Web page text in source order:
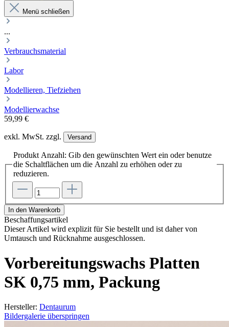
Menü schließen
...
Verbrauchsmaterial
Labor
Modellieren, Tiefziehen
Modellierwachse
59,99 €
exkl. MwSt. zzgl. Versand
Produkt Anzahl: Gib den gewünschten Wert ein oder benutze
die Schaltflächen um die Anzahl zu erhöhen oder zu
reduzieren.
In den Warenkorb
Beschaffungsartikel
Dieser Artikel wird explizit für Sie bestellt und ist daher von
Umtausch und Rücknahme ausgeschlossen.
Vorbereitungswachs Platten
SK 0,75 mm, Packung
Hersteller: Dentaurum
Bildergalerie überspringen